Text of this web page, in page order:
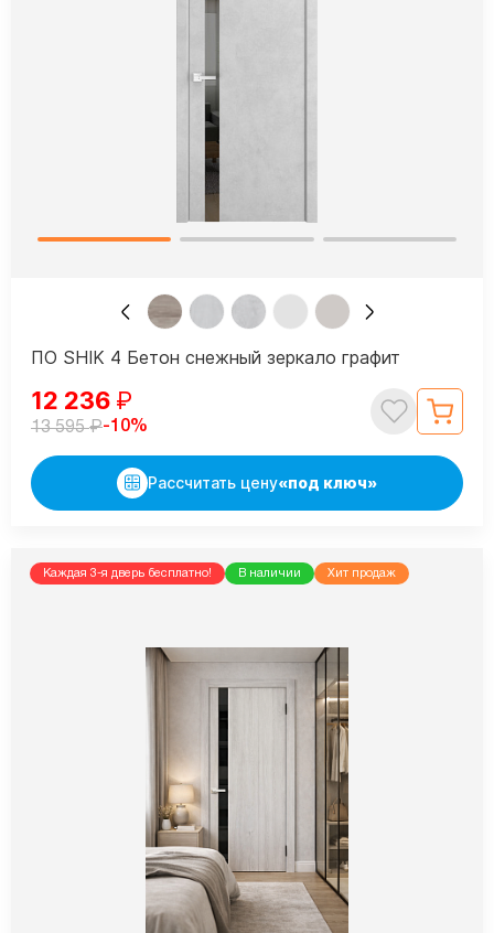
ПО SHIK 4 Бетон снежный зеркало графит
12 236 ₽
13 595₽-10%
Рассчитать цену«под ключ»
Каждая 3-я дверь бесплатно! В наличии Хит продаж